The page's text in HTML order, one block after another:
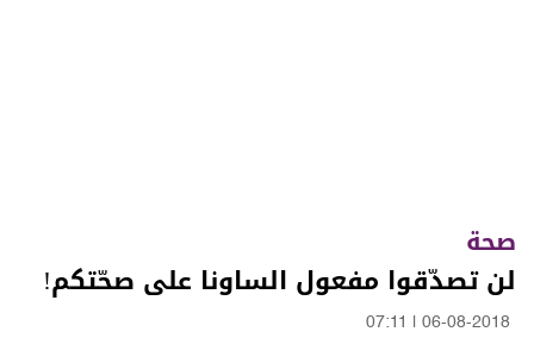
صحة
لن تصدّقوا مفعول الساونا على صحّتكم!
06-08-2018
07:11